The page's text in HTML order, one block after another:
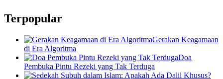
Terpopular
Gerakan Keagamaan
di Era Algoritma
Doa
Pembuka Pintu Rezeki yang Tak Terduga